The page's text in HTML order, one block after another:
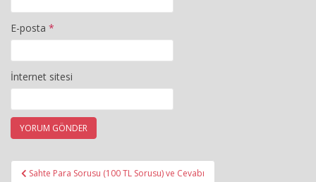
E-posta *
İnternet sitesi
YazıSahte Para Sorusu (100 TL Sorusu) ve Cevabı